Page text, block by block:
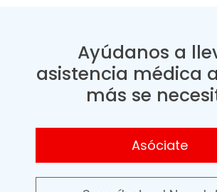
Ayúdanos a
asistencia médica
más se
Asóciate